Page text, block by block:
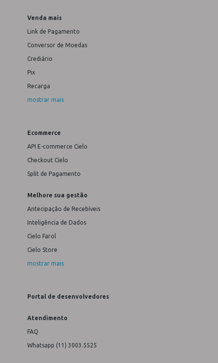
Venda mais
Link de Pagamento
Conversor de Moedas
Crediário
Pix
Recarga
mostrar mais
Ecommerce
API E-commerce Cielo
Checkout Cielo
Split de Pagamento
Melhore sua gestão
Antecipação de Recebíveis
Inteligência de Dados
Cielo Farol
Cielo Store
mostrar mais
Portal de desenvolvedores
Atendimento
FAQ
Whatsapp (11) 3003.5525